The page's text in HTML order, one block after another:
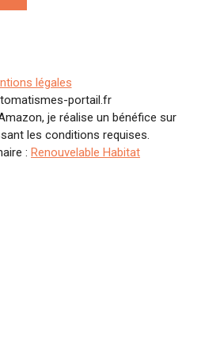
légales
portail.fr
je réalise un bénéfice sur
les conditions requises.
: Renouvelable Habitat